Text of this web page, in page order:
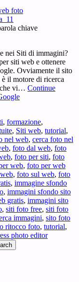
chiave
nei Siti di immagini?
siti web e ottenere
Ovviamente il sito
il motore di ricerca
che vi… Continue
, formazione,
, Siti web, tutorial,
nel web, cerca foto nel
, foto dal web, foto
, foto per siti, foto
web, foto per web
, foto sul web, foto
, immagine sfondo
, immagini sfondo sito
gratis, immagini sito
, siti foto free, siti foto
immagini, sito foto
ritocco foto, tutorial,
photo editor